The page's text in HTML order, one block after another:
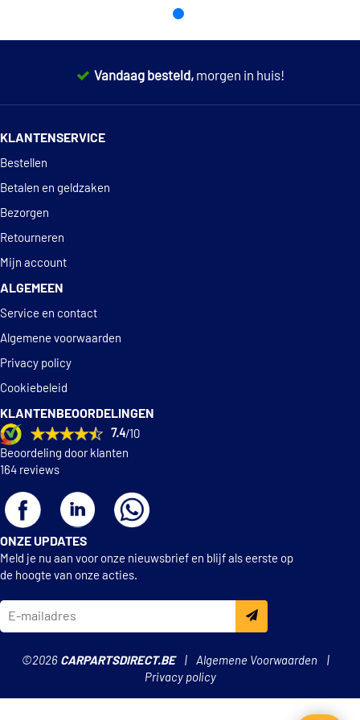
Autlog AS4235
Bougicord 144453
Bougicord 144456
Bougicord 144462
Bremi 60313
Bremi 60395
Calorstat By Vernet
Calorstat By Vernet
CS0318
Calorstat By Vernet
CS0345
CS0379
Delphi Diesel SS10802 € 14,10
Vandaag besteld, morgen in huis!
KLANTENSERVICE
Bestellen
Betalen en geldzaken
Bezorgen
Retourneren
Mijn account
ALGEMEEN
Service en contact
Algemene voorwaarden
Privacy policy
Cookiebeleid
KLANTENBEOORDELINGEN
7.4/10
Beoordeling door klanten
164 reviews
ONZE UPDATES
Meld je nu aan voor onze nieuwsbrief en blijf als eerste op
de hoogte van onze acties.
©2026 CARPARTSDIRECT.BE
Algemene Voorwaarden
Privacy policy